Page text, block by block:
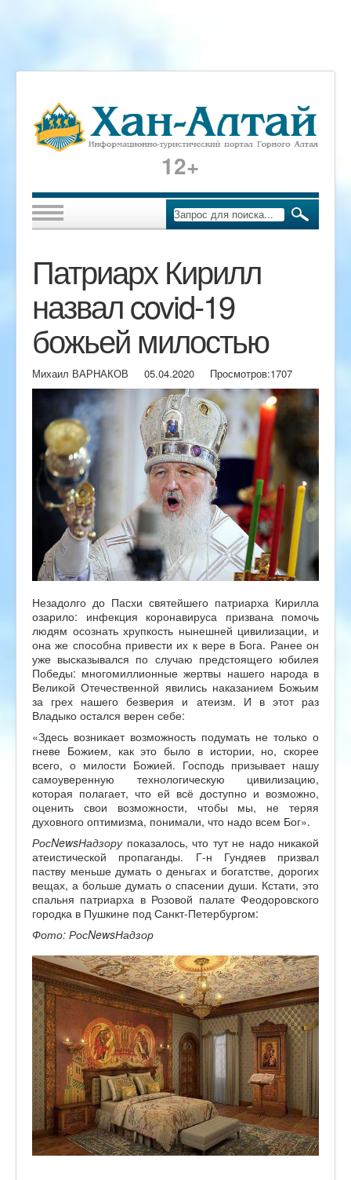
12+
Патриарх Кирилл
назвал covid-19
божьей милостью
Михаил ВАРНАКОВ 05.04.2020 Просмотров:1707
Незадолго до Пасхи святейшего патриарха Кирилла
озарило: инфекция коронавируса призвана помочь
людям осознать хрупкость нынешней цивилизации, и
она же способна привести их к вере в Бога. Ранее он
уже высказывался по случаю предстоящего юбилея
Победы: многомиллионные жертвы нашего народа в
Великой Отечественной явились наказанием Божьим
за грех нашего безверия и атеизм. И в этот раз
Владыко остался верен себе:
«Здесь возникает возможность подумать не только о
гневе Божием, как это было в истории, но, скорее
всего, о милости Божией. Господь призывает нашу
самоуверенную технологическую цивилизацию,
которая полагает, что ей всё доступно и возможно,
оценить свои возможности, чтобы мы, не теряя
духовного оптимизма, понимали, что надо всем Бог».
РосNewsНадзорупоказалось, что тут не надо никакой
атеистической пропаганды. Г-н Гундяев призвал
паству меньше думать о деньгах и богатстве, дорогих
вещах, а больше думать о спасении души. Кстати, это
спальня патриарха в Розовой палате Феодоровского
городка в Пушкине под Санкт-Петербургом:
Фото: РосNewsНадзор